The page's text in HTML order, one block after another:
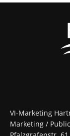
VI-Marketing
Marketing /